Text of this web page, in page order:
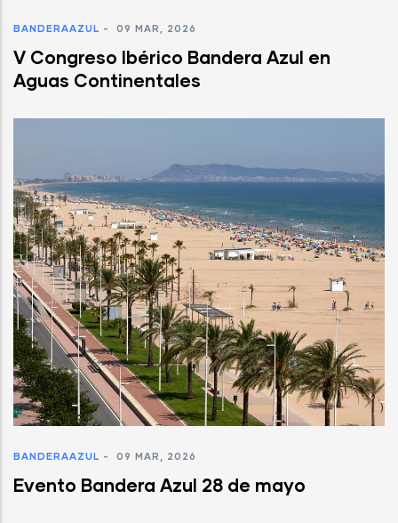
BANDERAAZUL - 09 MAR, 2026
V Congreso Ibérico Bandera Azul en
Aguas Continentales
BANDERAAZUL - 09 MAR, 2026
Evento Bandera Azul 28 de mayo